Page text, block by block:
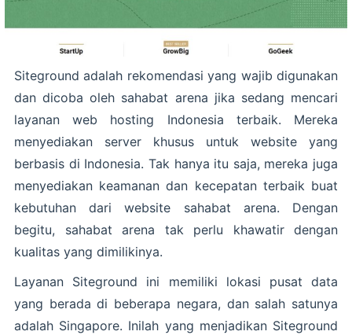
Siteground adalah rekomendasi yang wajib digunakan
dan dicoba oleh sahabat arena jika sedang mencari
layanan web hosting Indonesia terbaik. Mereka
menyediakan server khusus untuk website yang
berbasis di Indonesia. Tak hanya itu saja, mereka juga
menyediakan keamanan dan kecepatan terbaik buat
kebutuhan dari website sahabat arena. Dengan
begitu, sahabat arena tak perlu khawatir dengan
kualitas yang dimilikinya.
Layanan Siteground ini memiliki lokasi pusat data
yang berada di beberapa negara, dan salah satunya
adalah Singapore. Inilah yang menjadikan Siteground